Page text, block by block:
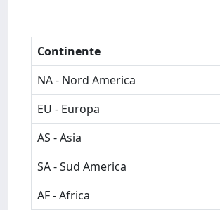
Continente
NA - Nord America
EU - Europa
AS - Asia
SA - Sud America
AF - Africa